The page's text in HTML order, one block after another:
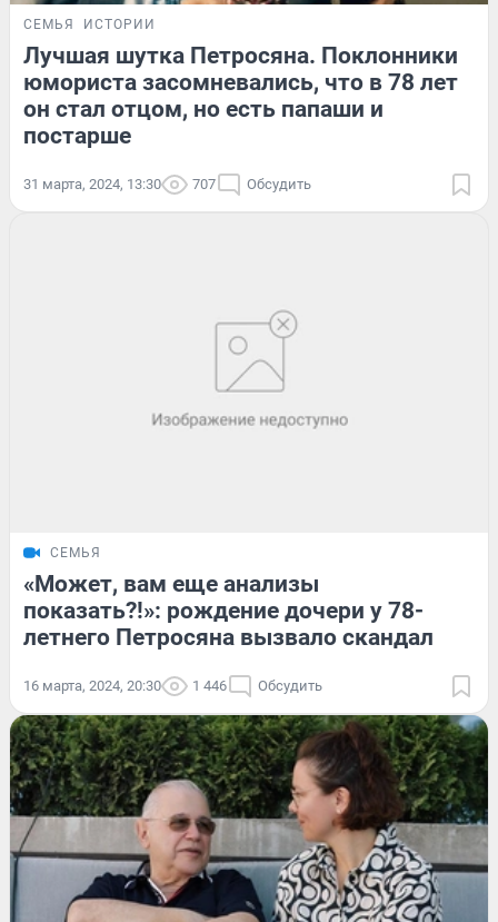
СЕМЬЯ ИСТОРИИ
Лучшая шутка Петросяна. Поклонники
юмориста засомневались, что в 78 лет
он стал отцом, но есть папаши и
постарше
31 марта, 2024, 13:30 707 Обсудить
СЕМЬЯ
«Может, вам еще анализы
показать?!»: рождение дочери у 78-
летнего Петросяна вызвало скандал
16 марта, 2024, 20:30 1 446 Обсудить